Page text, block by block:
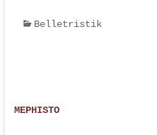
Belletristik
MEPHISTO